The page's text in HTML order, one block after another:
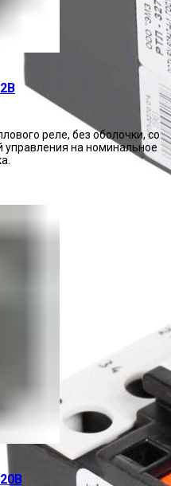
реле, без оболочки, со
управления на номинальное